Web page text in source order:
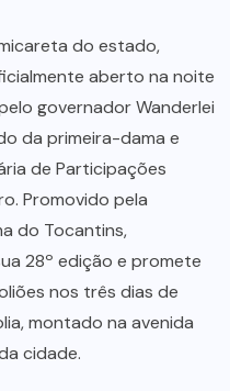
do estado,
aberto na noite
governador Wanderlei
da primeira-dama e
de Participações
Promovido pela
do Tocantins,
28º edição e promete
nos três dias de
montado na avenida
cidade.